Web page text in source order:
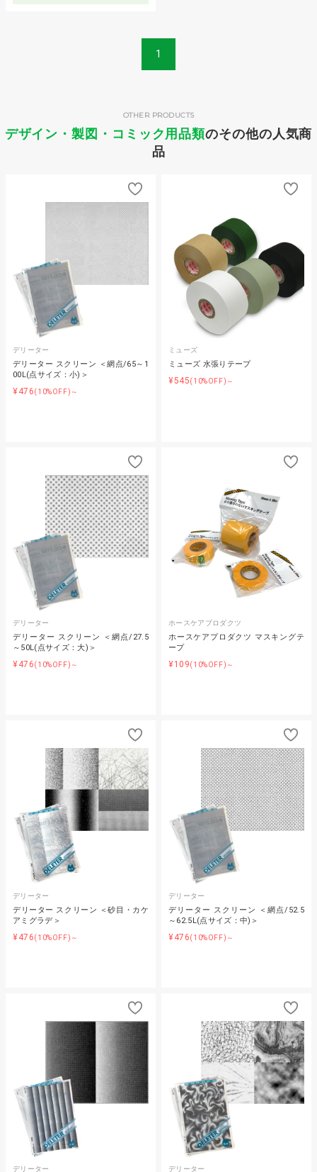
1
デザイン・製図・コミック用品類のその他の人気商
品
OTHER PRODUCTS
デリーター
デリーター スクリーン ＜網点/65～1
00L(点サイズ：小)＞
¥476(10%OFF)～
ミューズ
ミューズ 水張りテープ
¥545(10%OFF)～
デリーター
デリーター スクリーン ＜網点/27.5
～50L(点サイズ：大)＞
¥476(10%OFF)～
ホースケアプロダクツ
ホースケアプロダクツ マスキングテ
ープ
¥109(10%OFF)～
デリーター
デリーター スクリーン ＜砂目・カケ
アミグラデ＞
¥476(10%OFF)～
デリーター
デリーター スクリーン ＜網点/52.5
～62.5L(点サイズ：中)＞
¥476(10%OFF)～
デリーター デリーター